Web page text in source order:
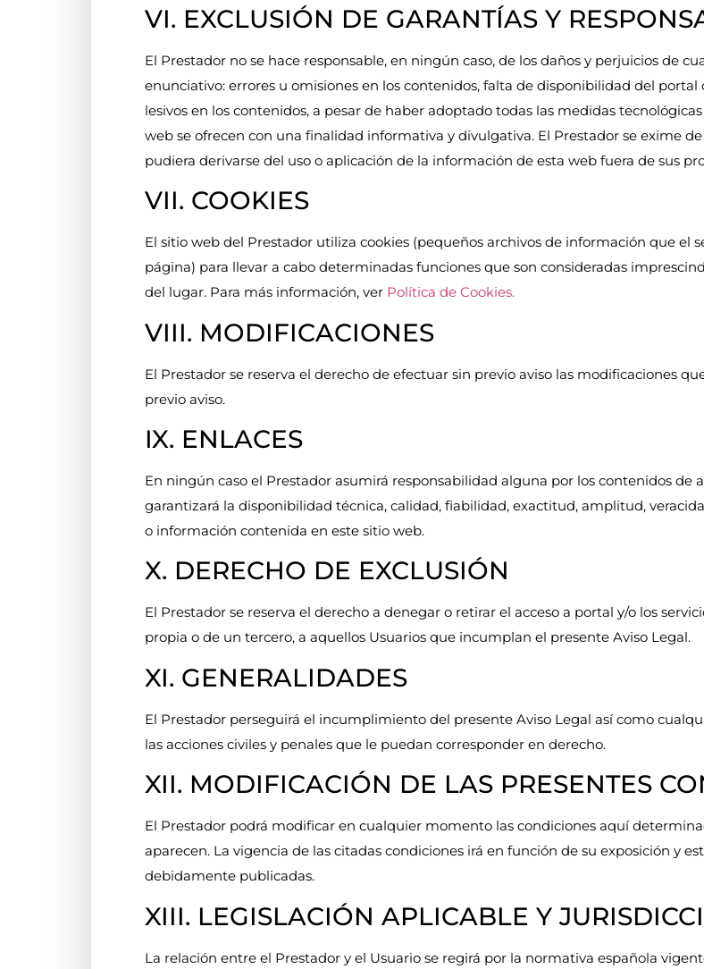
VI. EXCLUSIÓN DE GARANTÍAS Y
El Prestador no se hace responsable, en ningún caso, de los daños y perjuicios de
enunciativo: errores u omisiones en los contenidos, falta de disponibilidad del
lesivos en los contenidos, a pesar de haber adoptado todas las medidas
web se ofrecen con una finalidad informativa y divulgativa. El Prestador se exime
pudiera derivarse del uso o aplicación de la información de esta web fuera de sus
VII. COOKIES
El sitio web del Prestador utiliza cookies (pequeños archivos de información que el
página) para llevar a cabo determinadas funciones que son consideradas
del lugar. Para más información, ver Política de Cookies.
VIII. MODIFICACIONES
El Prestador se reserva el derecho de efectuar sin previo aviso las modificaciones
previo aviso.
IX. ENLACES
En ningún caso el Prestador asumirá responsabilidad alguna por los contenidos
garantizará la disponibilidad técnica, calidad, fiabilidad, exactitud, amplitud,
o información contenida en este sitio web.
X. DERECHO DE EXCLUSIÓN
El Prestador se reserva el derecho a denegar o retirar el acceso a portal y/o los
propia o de un tercero, a aquellos Usuarios que incumplan el presente Aviso Legal.
XI. GENERALIDADES
El Prestador perseguirá el incumplimiento del presente Aviso Legal así como
las acciones civiles y penales que le puedan corresponder en derecho.
XII. MODIFICACIÓN DE LAS PRESENTES
El Prestador podrá modificar en cualquier momento las condiciones aquí
aparecen. La vigencia de las citadas condiciones irá en función de su exposición y
debidamente publicadas.
XIII. LEGISLACIÓN APLICABLE Y
La relación entre el Prestador y el Usuario se regirá por la normativa española